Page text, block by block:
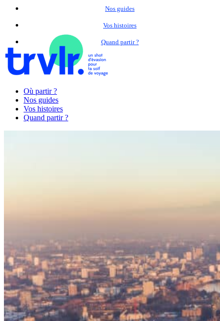
Nos guides
Vos histoires
Quand partir ?
Où partir ?
Nos guides
Vos histoires
Quand partir ?